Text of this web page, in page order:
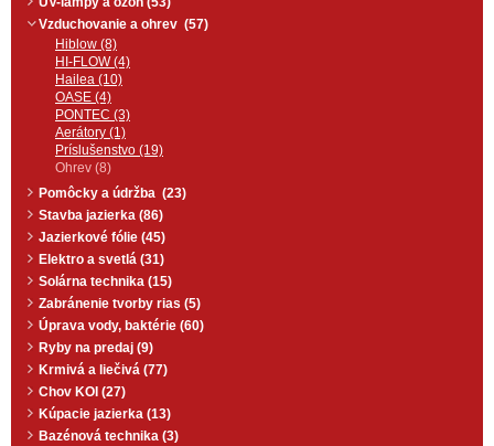
Vzduchovanie a ohrev (57)
Hiblow (8)
HI-FLOW (4)
Hailea (10)
OASE (4)
PONTEC (3)
Aerátory (1)
Príslušenstvo (19)
Ohrev (8)
Pomôcky a údržba (23)
Stavba jazierka (86)
Jazierkové fólie (45)
Elektro a svetlá (31)
Solárna technika (15)
Zabránenie tvorby rias (5)
Úprava vody, baktérie (60)
Ryby na predaj (9)
Krmivá a liečivá (77)
Chov KOI (27)
Kúpacie jazierka (13)
Bazénová technika (3)